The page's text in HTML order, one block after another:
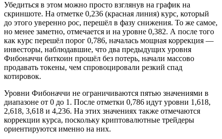
Убедиться в этом можно просто взглянув на график на
скриншоте. На отметке 0,236 (красная линия) курс, который
до этого уверенно рос, перешёл в фазу снижения. То же самое,
но менее заметно, отмечается и на уровне 0,382. А после того
как курс перешёл порог 0,786, началась мощная коррекция —
инвесторы, наблюдавшие, что два предыдущих уровня
Фибоначчи биткоин прошёл без потерь, начали массово
продавать токены, чем спровоцировали резкий спад
котировок.
Уровни Фибоначчи не ограничиваются пятью значениями в
диапазоне от 0 до 1. После отметки 0,786 идут уровни 1,618,
2,618, 3,618 и 4,236. На этих значениях также отмечаются
коррекции курса, поскольку криптовалютные трейдеры
ориентируются именно на них.